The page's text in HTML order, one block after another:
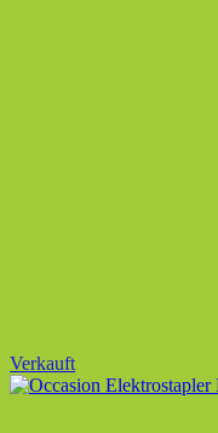
Verkauft